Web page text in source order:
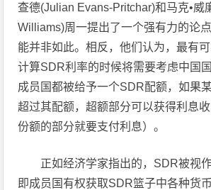
查德(Julian Evans-Pritchar)和马克•威
Williams)周一提出了一个强有力的论
能并非如此。相反，他们认为，最有
计算SDR利率的时候将需要考虑中国
成员国都被给予一个SDR配额，如果
超过其配额，超额部分可以获得利息
份额的部分就要支付利息）。
正如经济学家指出的，SDR被视
即成员国有权获取SDR篮子中各种货